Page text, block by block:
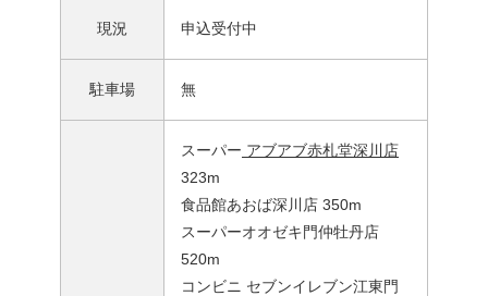
現況 申込受付中
駐車場 無
スーパー アブアブ赤札堂深川店
323m
食品館あおば深川店 350m
スーパーオオゼキ門仲牡丹店
520m
コンビニ セブンイレブン江東門